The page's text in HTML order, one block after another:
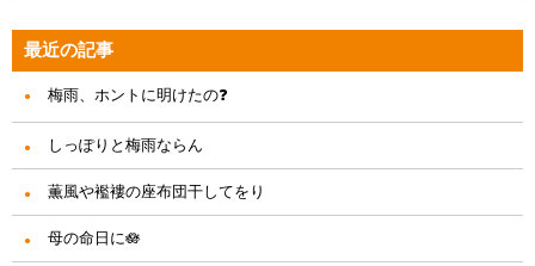
最近の記事
梅雨、ホントに明けたの❓
しっぽりと梅雨ならん
薫風や襤褸の座布団干してをり
母の命日に🪷